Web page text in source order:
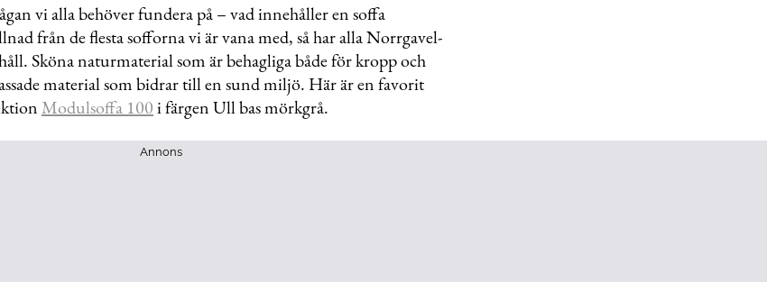
vi alla behöver fundera på – vad innehåller en soffa
från de flesta sofforna vi är vana med, så har alla Norrgavel-
Sköna naturmaterial som är behagliga både för kropp och
material som bidrar till en sund miljö. Här är en favorit
Modulsoffa 100i färgen Ull bas mörkgrå.
Annons